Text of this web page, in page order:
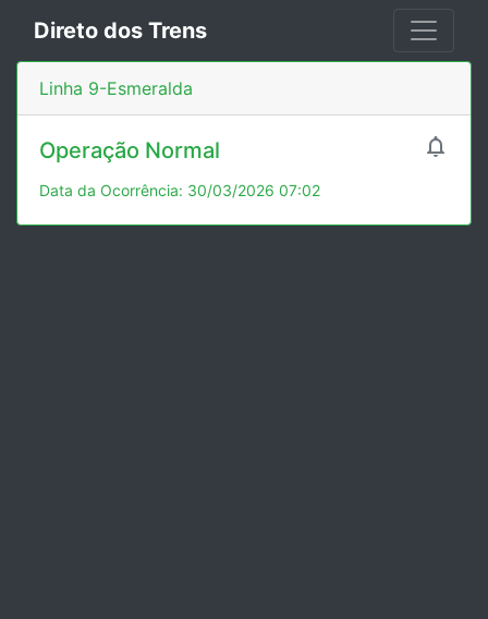
Direto dos Trens
Linha 9-Esmeralda

Operação Normal
Data da Ocorrência: 30/03/2026 07:02